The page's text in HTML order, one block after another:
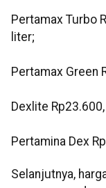
Pertamax Turbo
liter;
Pertamax Green
Dexlite
Pertamina Dex
Selanjutnya,